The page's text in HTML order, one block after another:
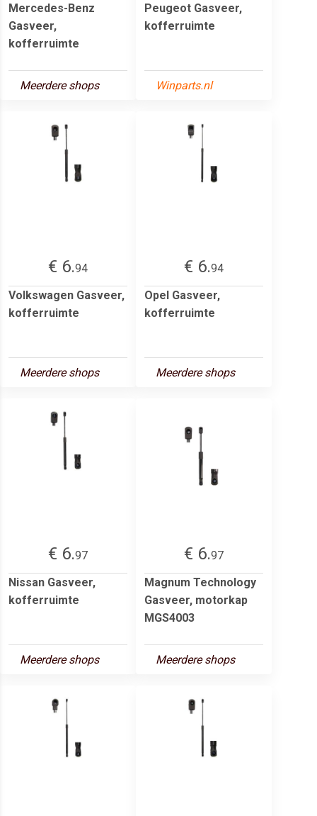
Mercedes-Benz
Gasveer,
kofferruimte
Meerdere shops
Peugeot Gasveer,
kofferruimte
Winparts.nl
€ 6.94
Volkswagen Gasveer,
kofferruimte
Meerdere shops
€ 6.94
Opel Gasveer,
kofferruimte
Meerdere shops
€ 6.97
Nissan Gasveer,
kofferruimte
Meerdere shops
€ 6.97
Magnum Technology
Gasveer, motorkap
MGS4003
Meerdere shops